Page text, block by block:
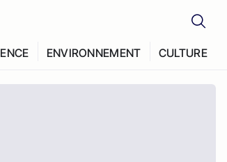
ENVIRONNEMENT CULTURE